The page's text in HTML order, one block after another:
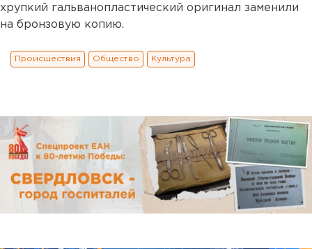
хрупкий гальванопластический оригинал заменили
на бронзовую копию.
Происшествия Общество Культура